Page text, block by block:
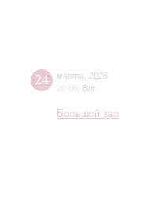
24 марта
2026
20:00 Вт
Большой зал